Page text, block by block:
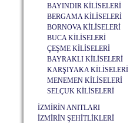
BAYINDIR KİLİSELERİ
BERGAMA KİLİSELERİ
BORNOVA KİLİSELERİ
BUCA KİLİSELERİ
ÇEŞME KİLİSELERİ
BAYRAKLI KİLİSELERİ
KARŞIYAKA KİLİSELERİ
MENEMEN KİLİSELERİ
SELÇUK KİLİSELERİ
İZMİRİN ANITLARI
İZMİRİN ŞEHİTLİKLERİ